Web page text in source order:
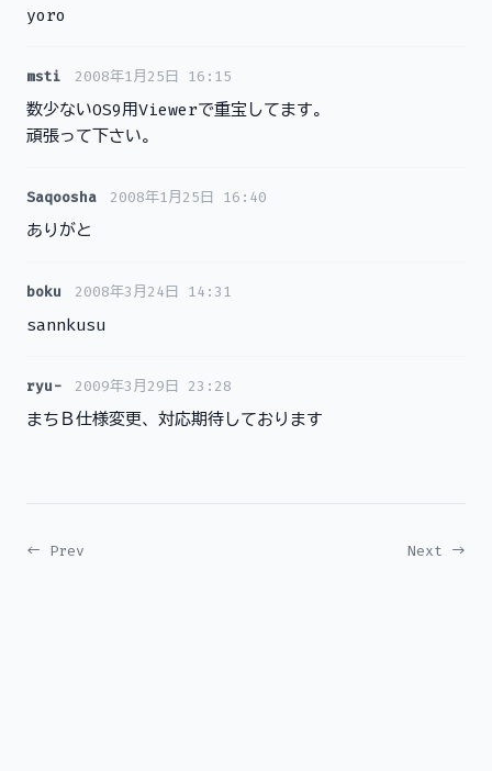
yoro
msti 2008年1月25日 16:15
数少ないOS9用Viewerで重宝してます。
頑張って下さい。
Saqoosha 2008年1月25日 16:40
ありがと
boku 2008年3月24日 14:31
sannkusu
ryu- 2009年3月29日 23:28
まちＢ仕様変更、対応期待しております
← Prev Next →